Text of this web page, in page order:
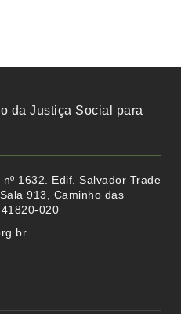
da Justiça Social para
1632. Edif. Salvador Trade
913, Caminho das
020